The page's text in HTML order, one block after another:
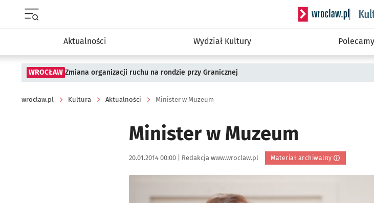
Serwis informacyjny
Aktualności Wydział Kultury Polecamy
WROCŁAW Zmiana organizacji ruchu na rondzie przy Granicznej
wroclaw.pl Kultura Aktualności Minister w Muzeum
Minister w Muzeum
Data publikacji:
20.01.2014 00:00 | Autor:
Redakcja www.wroclaw.pl Materiał archiwalny